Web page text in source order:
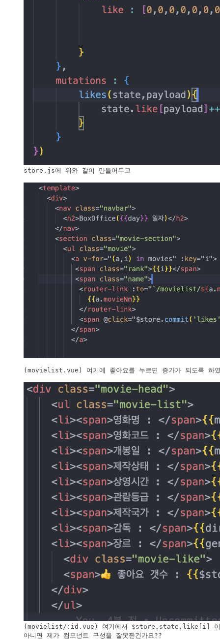
store.js에 위와 같이 만들어두고
(movielist.vue) 여기에 좋아요를 누르면 증가가 되도록 하
(movielist/:id.vue) 여기에서 $store.state.like[i] 이걸
아니면 제가 컴포넌트 구성을 잘못짠건가요??